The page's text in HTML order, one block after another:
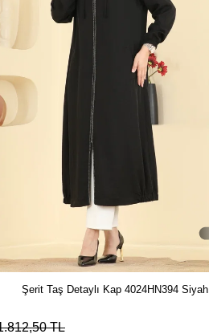
Şerit Taş Detaylı Kap 4024HN394 Siyah
TL